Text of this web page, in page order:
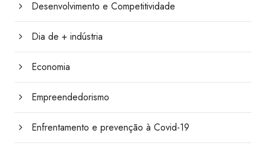
Desenvolvimento e Competitividade
Dia de + indústria
Economia
Empreendedorismo
Enfrentamento e prevenção à Covid-19